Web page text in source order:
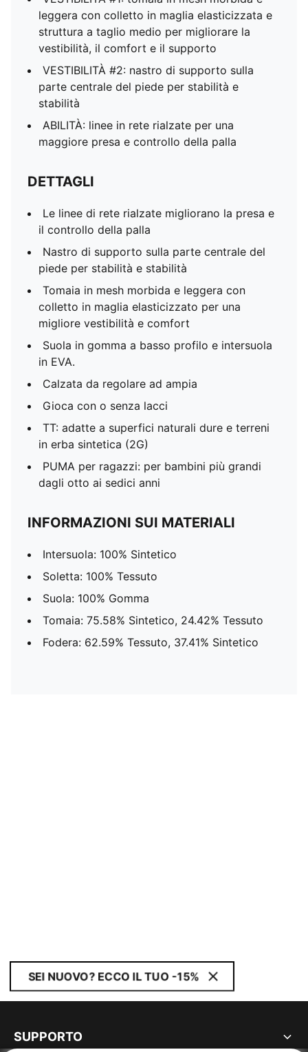
leggera con colletto in maglia elasticizzata e
struttura a taglio medio per migliorare la
vestibilità, il comfort e il supporto
VESTIBILITÀ #2: nastro di supporto sulla
parte centrale del piede per stabilità e
stabilità
ABILITÀ: linee in rete rialzate per una
maggiore presa e controllo della palla
DETTAGLI
Le linee di rete rialzate migliorano la presa e
il controllo della palla
Nastro di supporto sulla parte centrale del
piede per stabilità e stabilità
Tomaia in mesh morbida e leggera con
colletto in maglia elasticizzato per una
migliore vestibilità e comfort
Suola in gomma a basso profilo e intersuola
in EVA.
Calzata da regolare ad ampia
Gioca con o senza lacci
TT: adatte a superfici naturali dure e terreni
in erba sintetica (2G)
PUMA per ragazzi: per bambini più grandi
dagli otto ai sedici anni
INFORMAZIONI SUI MATERIALI
Intersuola: 100% Sintetico
Soletta: 100% Tessuto
Suola: 100% Gomma
Tomaia: 75.58% Sintetico, 24.42% Tessuto
Fodera: 62.59% Tessuto, 37.41% Sintetico
SEI NUOVO? ECCO IL TUO -15%
SUPPORTO